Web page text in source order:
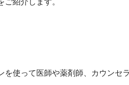
使って医師や薬剤師、カウンセ